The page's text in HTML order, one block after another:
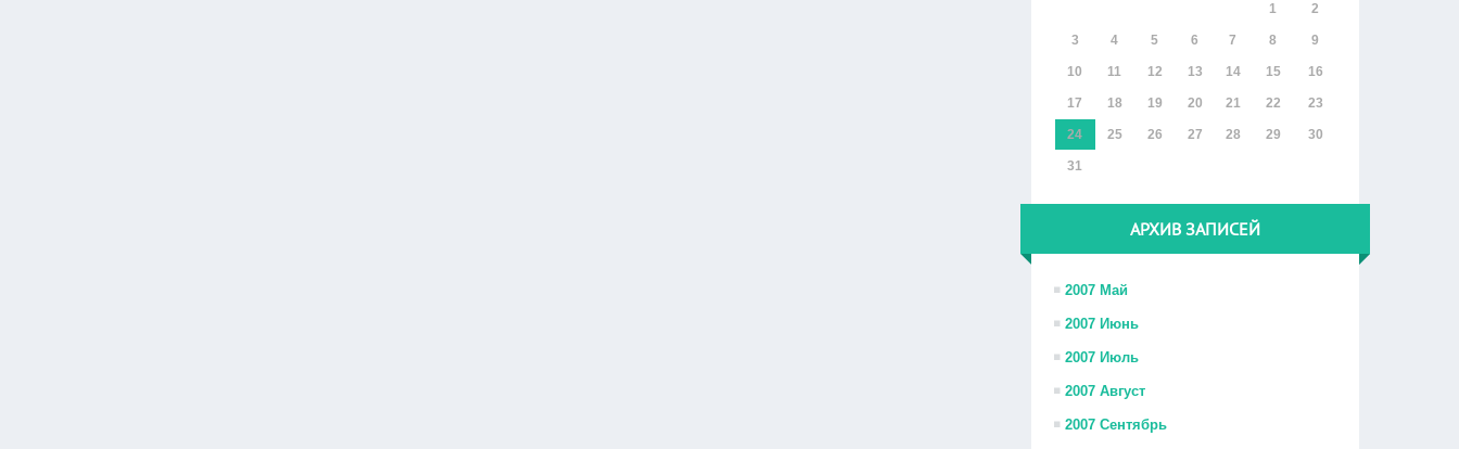
1 2
3 4 5 6 7 8 9
10 11 12 13 14 15 16
17 18 19 20 21 22 23
24 25 26 27 28 29 30
31
АРХИВ ЗАПИСЕЙ
2007 Май
2007 Июнь
2007 Июль
2007 Август
2007 Сентябрь